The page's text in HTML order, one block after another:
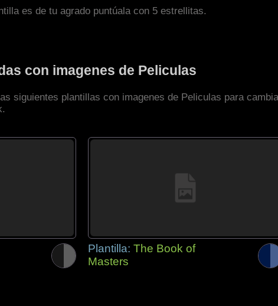
es de tu agrado puntúala con 5 estrellitas.
con imagenes de Peliculas
siguientes plantillas con imagenes de Peliculas para
Plantilla: The Book of
Masters